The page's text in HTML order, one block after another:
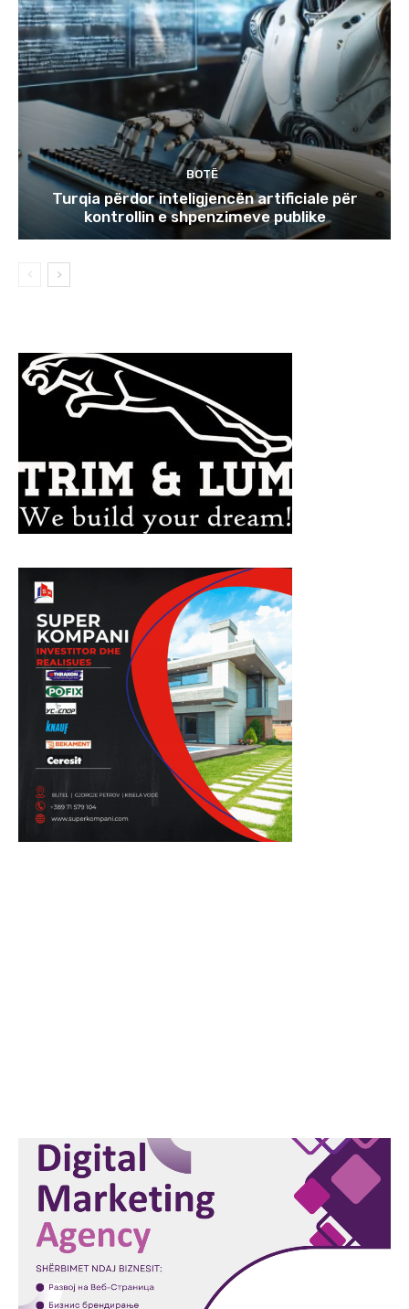
BOTË
Turqia përdor inteligjencën artificiale për
kontrollin e shpenzimeve publike